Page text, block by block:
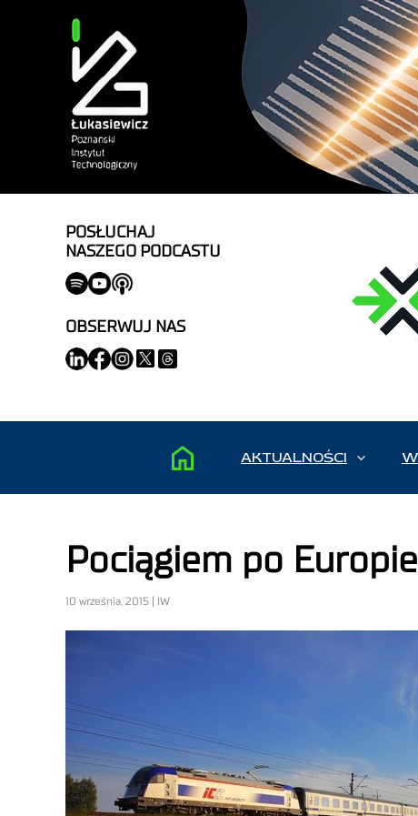
POSŁUCHAJ
NASZEGO PODCASTU
OBSERWUJ NAS
AKTUALNOŚCI
Pociągiem po
10 września, 2015 | IW